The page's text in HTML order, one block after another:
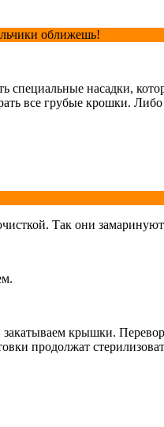
оближешь!
специальные насадки,
все грубые крошки.
Так они
крышки.
продолжат